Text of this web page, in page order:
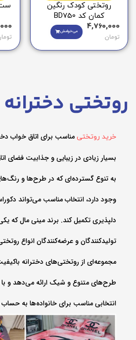
روتختی کودک رنگین
کمان کد BD750
4,760,000
تومان
می‌خوامش
ست
روتختی دخترانه
خرید روتختی مناسب برای اتاق خواب
بسیار زیادی در زیبایی و جذابیت فضای
به تنوع گسترده‌ای که در طرح‌ها و
وجود دارد، انتخاب مناسب می‌تواند
دلپذیری تکمیل کند. برند مینی‌ مال که
تولیدکنندگان و عرضه‌کنندگان انواع
مجموعه‌ای از روتختی‌های دخترانه
طرح‌های متنوع و شیک ارائه می‌دهد و با
انتخابی مناسب برای خانواده‌ها به